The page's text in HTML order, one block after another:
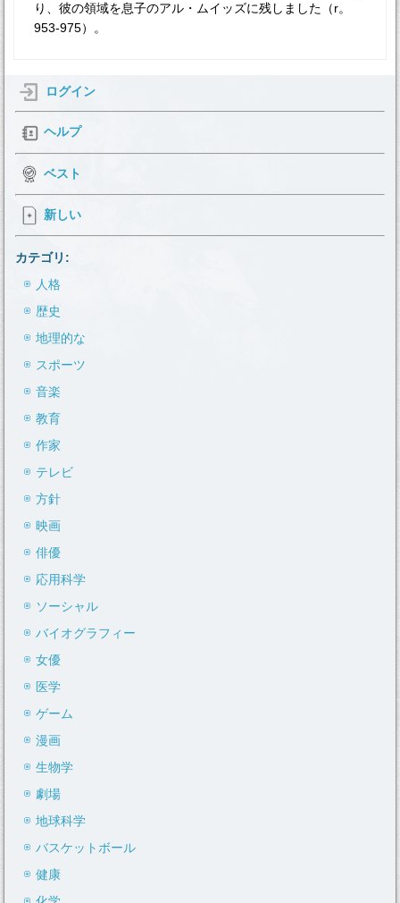
り、彼の領域を息子のアル・ムイッズに残しました（r。
953-975）。
ログイン
ヘルプ
ベスト
新しい
カテゴリ:
人格
歴史
地理的な
スポーツ
音楽
教育
作家
テレビ
方針
映画
俳優
応用科学
ソーシャル
バイオグラフィー
女優
医学
ゲーム
漫画
生物学
劇場
地球科学
バスケットボール
健康